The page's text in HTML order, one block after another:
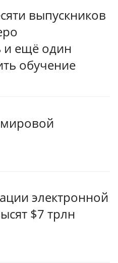
выпускников
и ещё один
обучение
электронной
$7 трлн